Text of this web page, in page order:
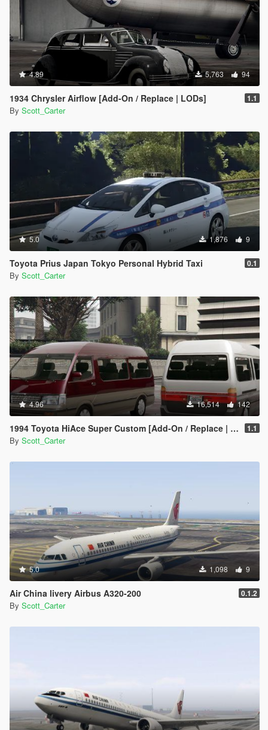
4.89 5,763 94
1934 Chrysler Airflow [Add-On / Replace | LODs] 1.1
By Scott_Carter
5.0 1,876 9
Toyota Prius Japan Tokyo Personal Hybrid Taxi 0.1
By Scott_Carter
4.96 16,514 142
1994 Toyota HiAce Super Custom [Add-On / Replace | Template] 1.1
By Scott_Carter
5.0 1,098 9
Air China livery Airbus A320-200 0.1.2
By Scott_Carter